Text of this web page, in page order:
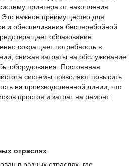
принтера от накопления
важное преимущество для
и обеспечивания бесперебойной
образование
сокращает потребность в
снижая затраты на обслуживание
оборудования. Постоянная
системы позволяют повысить
на производственной линии, что
простоя и затрат на ремонт.
отраслях
в разных отраслях, где